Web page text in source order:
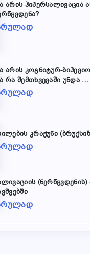
არის ჰიპერსალივაცია
არის კოგნიტურ-
რა შემთხვევაში უნდა ...
კრაჭუნი